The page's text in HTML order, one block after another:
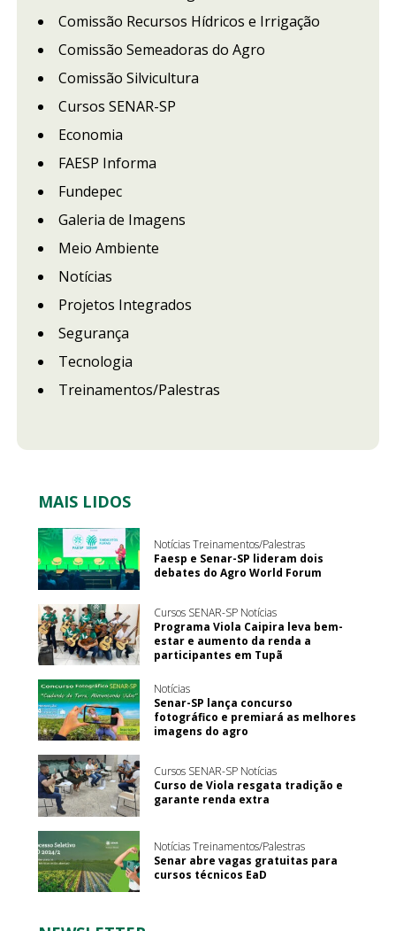
Comissão Recursos Hídricos e Irrigação
Comissão Semeadoras do Agro
Comissão Silvicultura
Cursos SENAR-SP
Economia
FAESP Informa
Fundepec
Galeria de Imagens
Meio Ambiente
Notícias
Projetos Integrados
Segurança
Tecnologia
Treinamentos/Palestras
MAIS LIDOS
Notícias Treinamentos/Palestras
Faesp e Senar-SP lideram dois
debates do Agro World Forum
Cursos SENAR-SP Notícias
Programa Viola Caipira leva bem-
estar e aumento da renda a
participantes em Tupã
Notícias
Senar-SP lança concurso
fotográfico e premiará as melhores
imagens do agro
Cursos SENAR-SP Notícias
Curso de Viola resgata tradição e
garante renda extra
Notícias Treinamentos/Palestras
Senar abre vagas gratuitas para
cursos técnicos EaD